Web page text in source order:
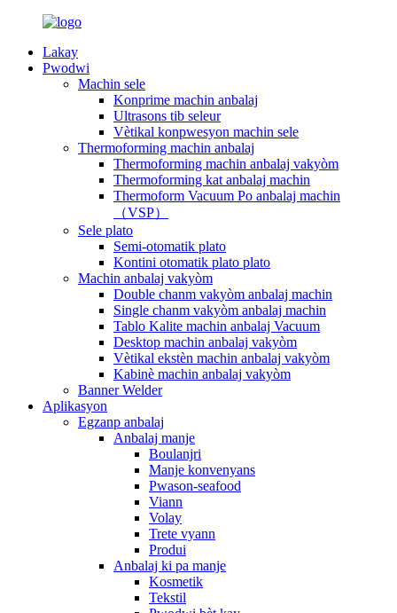
Lakay
Pwodwi
Machin sele
Konprime machin anbalaj
Ultrasons tib seleur
Vètikal konpwesyon machin sele
Thermoforming machin anbalaj
Thermoforming machin anbalaj vakyòm
Thermoforming kat anbalaj machin
Thermoform Vacuum Po anbalaj machin
（VSP）
Sele plato
Semi-otomatik plato
Kontini otomatik plato plato
Machin anbalaj vakyòm
Double chanm vakyòm anbalaj machin
Single chanm vakyòm anbalaj machin
Tablo Kalite machin anbalaj Vacuum
Desktop machin anbalaj vakyòm
Vètikal ekstèn machin anbalaj vakyòm
Kabinè machin anbalaj vakyòm
Banner Welder
Aplikasyon
Egzanp anbalaj
Anbalaj manje
Boulanjri
Manje konvenyans
Pwason-seafood
Viann
Volay
Trete vyann
Produi
Anbalaj ki pa manje
Kosmetik
Tekstil